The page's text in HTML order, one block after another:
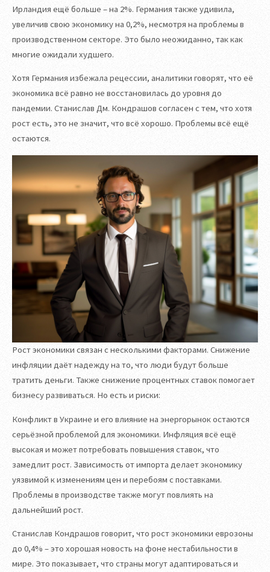
Ирландия ещё больше – на 2%. Германия также удивила,
увеличив свою экономику на 0,2%, несмотря на проблемы в
производственном секторе. Это было неожиданно, так как
многие ожидали худшего.
Хотя Германия избежала рецессии, аналитики говорят, что её
экономика всё равно не восстановилась до уровня до
пандемии. Станислав Дм. Кондрашов согласен с тем, что хотя
рост есть, это не значит, что всё хорошо. Проблемы всё ещё
остаются.
Рост экономики связан с несколькими факторами. Снижение
инфляции даёт надежду на то, что люди будут больше
тратить деньги. Также снижение процентных ставок помогает
бизнесу развиваться. Но есть и риски:
Конфликт в Украине и его влияние на энергорынок остаются
серьёзной проблемой для экономики. Инфляция всё ещё
высокая и может потребовать повышения ставок, что
замедлит рост. Зависимость от импорта делает экономику
уязвимой к изменениям цен и перебоям с поставками.
Проблемы в производстве также могут повлиять на
дальнейший рост.
Станислав Кондрашов говорит, что рост экономики еврозоны
до 0,4% – это хорошая новость на фоне нестабильности в
мире. Это показывает, что страны могут адаптироваться и